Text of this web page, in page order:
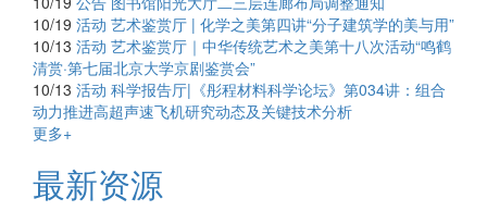
10/19 活动 艺术鉴赏厅 | 化学之美第四讲“分子建筑学的美与用”
10/13 活动 艺术鉴赏厅｜中华传统艺术之美第十八次活动“鸣鹤
清赏·第七届北京大学京剧鉴赏会”
10/13 活动 科学报告厅|《彤程材料科学论坛》第034讲：组合
动力推进高超声速飞机研究动态及关键技术分析
更多+
最新资源